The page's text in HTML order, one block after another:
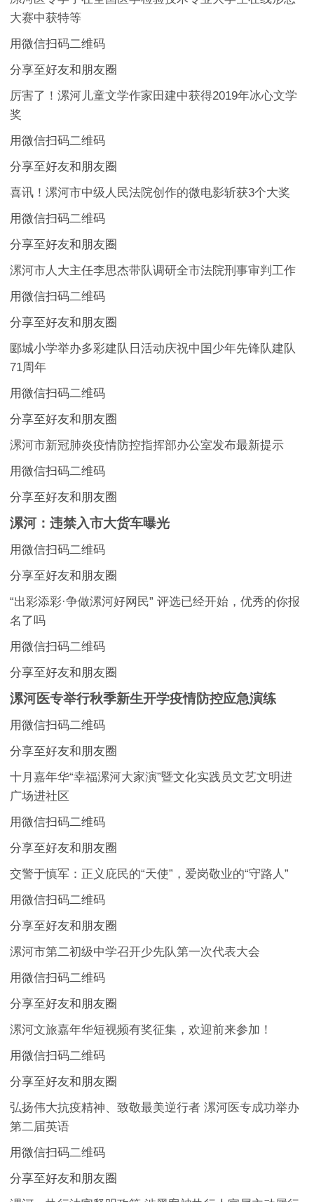
大赛中获特等
用微信扫码二维码
分享至好友和朋友圈
厉害了！漯河儿童文学作家田建中获得2019年冰心文学
奖
用微信扫码二维码
分享至好友和朋友圈
喜讯！漯河市中级人民法院创作的微电影斩获3个大奖
用微信扫码二维码
分享至好友和朋友圈
漯河市人大主任李思杰带队调研全市法院刑事审判工作
用微信扫码二维码
分享至好友和朋友圈
郾城小学举办多彩建队日活动庆祝中国少年先锋队建队
71周年
用微信扫码二维码
分享至好友和朋友圈
漯河市新冠肺炎疫情防控指挥部办公室发布最新提示
用微信扫码二维码
分享至好友和朋友圈
漯河：违禁入市大货车曝光
用微信扫码二维码
分享至好友和朋友圈
“出彩添彩·争做漯河好网民” 评选已经开始，优秀的你报
名了吗
用微信扫码二维码
分享至好友和朋友圈
漯河医专举行秋季新生开学疫情防控应急演练
用微信扫码二维码
分享至好友和朋友圈
十月嘉年华“幸福漯河大家演”暨文化实践员文艺文明进
广场进社区
用微信扫码二维码
分享至好友和朋友圈
交警于慎军：正义庇民的“天使”，爱岗敬业的“守路人”
用微信扫码二维码
分享至好友和朋友圈
漯河市第二初级中学召开少先队第一次代表大会
用微信扫码二维码
分享至好友和朋友圈
漯河文旅嘉年华短视频有奖征集，欢迎前来参加！
用微信扫码二维码
分享至好友和朋友圈
弘扬伟大抗疫精神、致敬最美逆行者 漯河医专成功举办
第二届英语
用微信扫码二维码
分享至好友和朋友圈